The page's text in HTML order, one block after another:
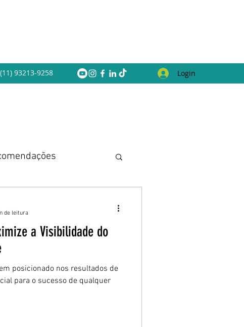
93213-9258 Login
a Visibilidade do
posicionado nos resultados de
para o sucesso de qualquer
de leitura